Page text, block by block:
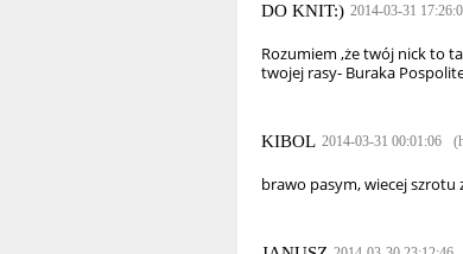
DO KNIT:) 2014-03-31
Rozumiem ,że twój nick to
twojej rasy- Buraka
KIBOL 2014-03-31 00:01:06
brawo pasym, wiecej szrotu